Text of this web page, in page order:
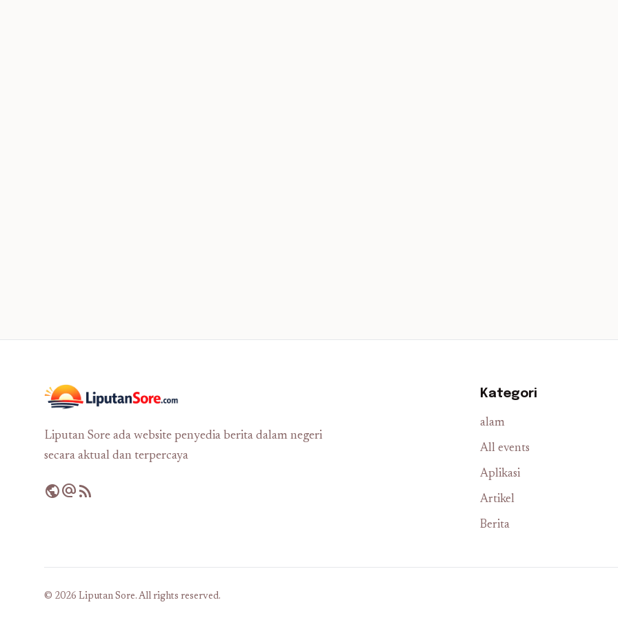
Liputan Sore ada website penyedia berita dalam negeri
secara aktual dan terpercaya
publicalternate_emailrss_feed
Kategori
alam
All events
Aplikasi
Artikel
Berita
© 2026 Liputan Sore. All rights reserved.